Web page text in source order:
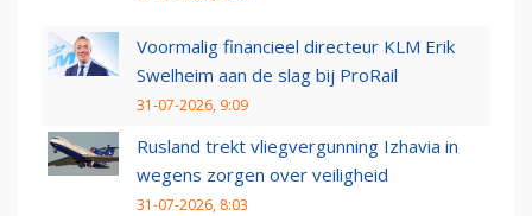
Voormalig financieel directeur KLM Erik
Swelheim aan de slag bij ProRail
31-07-2026, 9:09
Rusland trekt vliegvergunning Izhavia in
wegens zorgen over veiligheid
31-07-2026, 8:03